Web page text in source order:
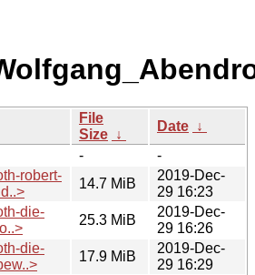
File
Size ↓
Date ↓
-
-
robert-
14.7 MiB
2019-Dec-
29 16:23
die-
25.3 MiB
2019-Dec-
29 16:26
die-
17.9 MiB
2019-Dec-
29 16:29